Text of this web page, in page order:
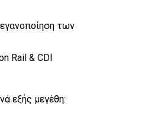
των
Rail & CDI
εξής μεγέθη: